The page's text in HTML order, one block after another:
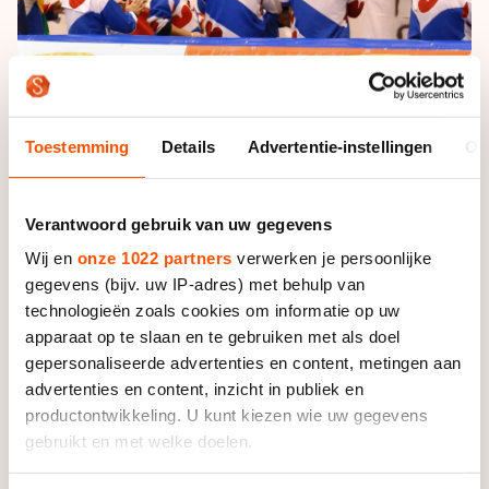
Toestemming Details Advertentie-instellingen
Verantwoord gebruik van uw gegevens
Wij en onze 1022 partners verwerken je persoonlijke
gegevens (bijv. uw IP-adres) met behulp van
technologieën zoals cookies om informatie op uw
apparaat op te slaan en te gebruiken met als doel
gepersonaliseerde advertenties en content, metingen aan
advertenties en content, inzicht in publiek en
productontwikkeling. U kunt kiezen wie uw gegevens
gebruikt en met welke doelen.
Het wordt weer kouder en als we de weerberichten
moeten geloven gaat het komend weekend vriezen.
Echte schaatsfans worden als eerste op de hoogte
gehouden.
Als #schaatsfan informeren wij jou als eerste over
natuurijs, toertochten, de kwaliteit van het ijs en nog
veel meer. Dat wil je toch niet missen?
Daarnaast komen er ook weer twee grote shorttrack
wedstrijden aan. De eerste is het
dat op 2 en 3 januari plaatsvindt op de Jaap Eden